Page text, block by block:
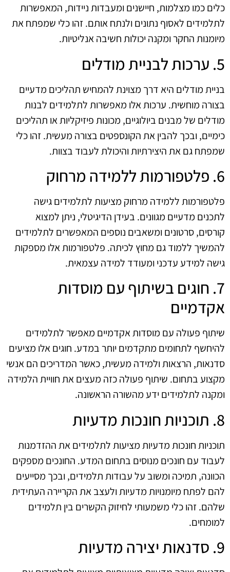
כלים כמו מצלמות, חיישנים ומעבדות ניידות, המאפשרות
לתלמידים לאסוף נתונים ולנתח אותם. זהו כלי שמפתח את
מיומנות החקר ומקנה יכולות חשיבה אנליטיות.
5. ערכות לבניית מודלים
בניית מודלים היא דרך מצוינת להמחיש תהליכים מדעיים
בצורה מוחשית. ערכות אלו מאפשרות לתלמידים לבנות
מודלים של מבנים ביולוגיים, מכונות פיזיקליות או תהליכים
כימיים, ובכך להבין את הקונספטים בצורה מעשית. זהו כלי
שמפתח גם את היצירתיות והיכולת לעבוד בצוות.
6. פלטפורמות ללמידה מרחוק
פלטפורמות ללמידה מרחוק מציעות לתלמידים גישה
לתכנים מדעיים מגוונים. בעידן הדיגיטלי, ניתן למצוא
קורסים, סרטונים ומשאבים נוספים המאפשרים לתלמידים
להמשיך ללמוד גם מחוץ לכיתה. פלטפורמות אלו מספקות
גישה למידע עדכני ומעודד למידה עצמאית.
7. חוגים בשיתוף עם מוסדות
אקדמיים
שיתוף פעולה עם מוסדות אקדמיים מאפשר לתלמידים
להיחשף לתחומים מתקדמים יותר במדע. חוגים אלו מציעים
סדנאות, הרצאות ולמידה מעשית, כאשר המדריכים הם אנשי
מקצוע בתחום. שיתוף פעולה כזה מעצים את חוויית הלמידה
ומקנה לתלמידים ידע מהשורה הראשונה.
8. תוכניות חונכות מדעיות
תוכניות חונכות מדעיות מציעות לתלמידים את ההזדמנות
לעבוד עם חונכים מנוסים בתחום המדע. החונכים מספקים
הכוונה, תמיכה ומשוב על עבודות תלמידים, ובכך מסייעים
להם לפתח מיומנויות מדעיות ולעצב את הקריירה העתידית
שלהם. זהו כלי משמעותי לחיזוק הקשרים בין תלמידים
למומחים.
9. סדנאות יצירה מדעיות